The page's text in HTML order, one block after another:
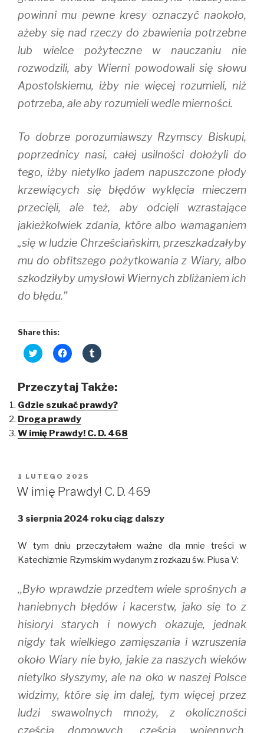
powinni mu pewne kresy oznaczyć naokoło,
ażeby się nad rzeczy do zbawienia potrzebne
lub wielce pożyteczne w nauczaniu nie
rozwodzili, aby Wierni powodowali się słowu
Apostolskiemu, iżby nie więcej rozumieli, niż
potrzeba, ale aby rozumieli wedle mierności.
To dobrze porozumiawszy Rzymscy Biskupi,
poprzednicy nasi, całej usilności dołożyli do
tego, iżby nietylko jadem napuszczone płody
krzewiących się błędów wyklęcia mieczem
przecięli, ale też, aby odcięli wzrastające
jakieżkolwiek zdania, które albo wamaganiem
„się w ludzie Chrześciańskim, przeszkadzałyby
mu do obfitszego pożytkowania z Wiary, albo
szkodziłyby umysłowi Wiernych zbliżaniem ich
do błędu.”
Share this:
C
l
t
s
h
a
r
e
i
t
t
e
O
n
s
i
n
w
w
i
n
o
)
C
l
t
s
h
a
r
e
c
e
b
o
(
e
n
s
e
w
w
i
n
d
w
C
l
t
s
h
r
e
l
r
p
s
i
n
n
w
i
n
d
w
Przeczytaj Także:
Gdzie szukać prawdy?
Droga prawdy
W imię Prawdy! C. D. 468
OPUBLIKOWANE
W
1 LUTEGO 2025
W imię Prawdy! C. D. 469
3 sierpnia 2024 roku ciąg dalszy
W tym dniu przeczytałem ważne dla mnie treści w
Katechizmie Rzymskim wydanym z rozkazu św. Piusa V:
,,Było wprawdzie przedtem wiele sprośnych a
haniebnych błędów i kacerstw, jako się to z
hisioryi starych i nowych okazuje, jednak
nigdy tak wielkiego zamięszania i wzruszenia
około Wiary nie było, jakie za naszych wieków
nietylko słyszymy, ale na oko w naszej Polsce
widzimy, które się im dalej, tym więcej przez
ludzi swawolnych mnoży, z okoliczności
częścią domowych, częścią wojennych,